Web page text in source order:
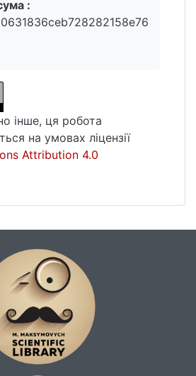
Кирилович – доктор
професор кафедри
наукового
Київського
імені Тараса
a.moisiienko@knu.ua
:
інше, ця робота
на умовах ліцензії
Attribution 4.0